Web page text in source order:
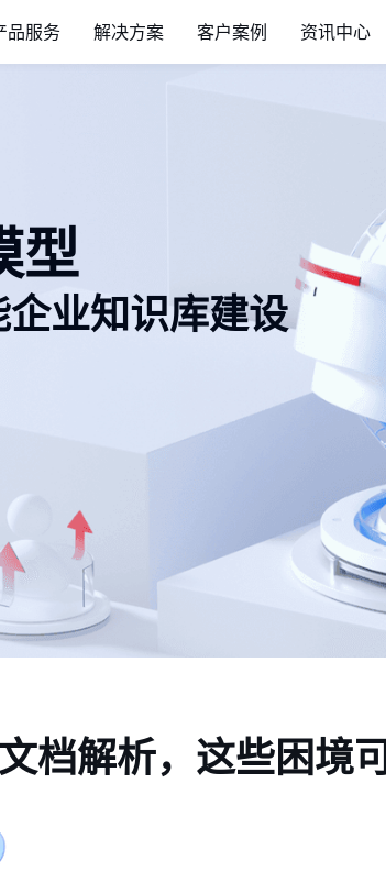
品服务 解决方案 客户案例 资讯中心
型
业知识库建设
档解析，这些困境